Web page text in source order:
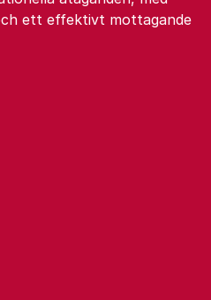
ett effektivt mottagande